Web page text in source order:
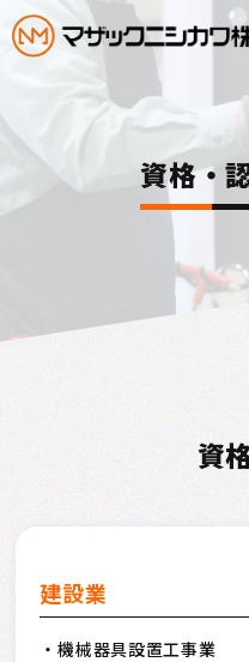
資格・
資
建設業
・機械器具設置工事業